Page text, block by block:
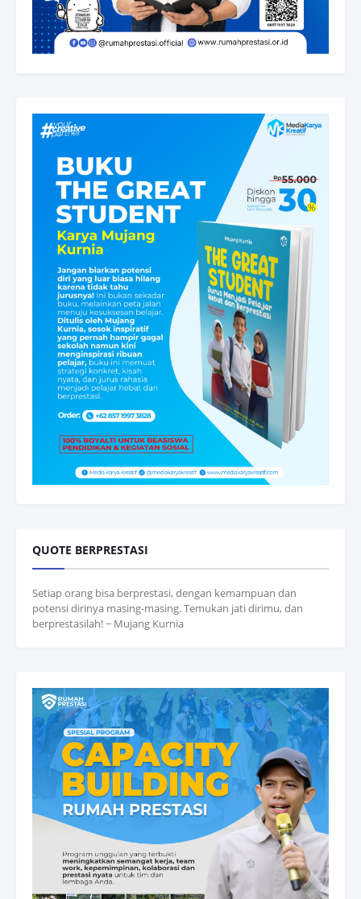
QUOTE BERPRESTASI
Setiap orang bisa berprestasi, dengan kemampuan dan
potensi dirinya masing-masing. Temukan jati dirimu, dan
berprestasilah! ~ Mujang Kurnia